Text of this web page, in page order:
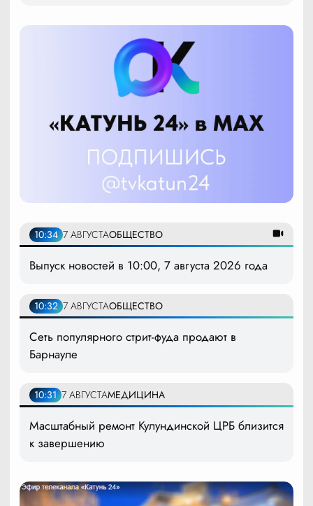
10:34 7 АВГУСТАОБЩЕСТВО
Выпуск новостей в 10:00, 7 августа 2026 года
10:32 7 АВГУСТАОБЩЕСТВО
Сеть популярного стрит-фуда продают в
Барнауле
10:31 7 АВГУСТАМЕДИЦИНА
Масштабный ремонт Кулундинской ЦРБ близится
к завершению